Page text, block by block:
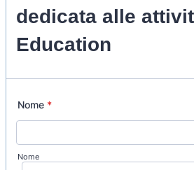
dedicata alle
Education
Nome *
Nome